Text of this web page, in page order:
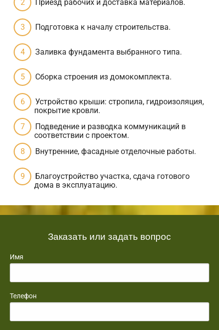
Приезд рабочих и доставка материалов.
Подготовка к началу строительства.
Заливка фундамента выбранного типа.
Сборка строения из домокомплекта.
Устройство крыши: стропила, гидроизоляция,
покрытие кровли.
Подведение и разводка коммуникаций в
соответствии с проектом.
Внутренние, фасадные отделочные работы.
Благоустройство участка, сдача готового
дома в эксплуатацию.
Заказать или задать вопрос
Имя
Телефон